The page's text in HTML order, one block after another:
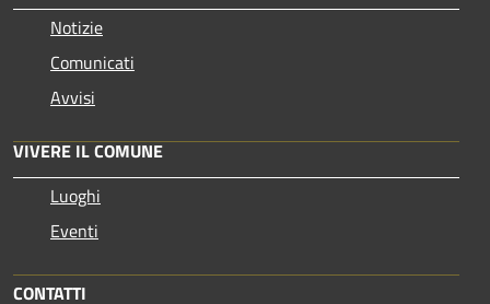
Notizie
Comunicati
Avvisi
VIVERE IL COMUNE
Luoghi
Eventi
CONTATTI